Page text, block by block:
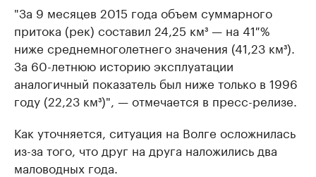
"За 9 месяцев 2015 года объем суммарного
притока (рек) составил 24,25 км³ — на 41 %
ниже среднемноголетнего значения (41,23 км³).
За 60-летнюю историю эксплуатации
аналогичный показатель был ниже только в 1996
году (22,23 км³)", — отмечается в пресс-релизе.
Как уточняется, ситуация на Волге осложнилась
из-за того, что друг на друга наложились два
маловодных года.